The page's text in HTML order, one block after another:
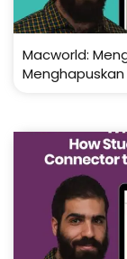
Macworld: